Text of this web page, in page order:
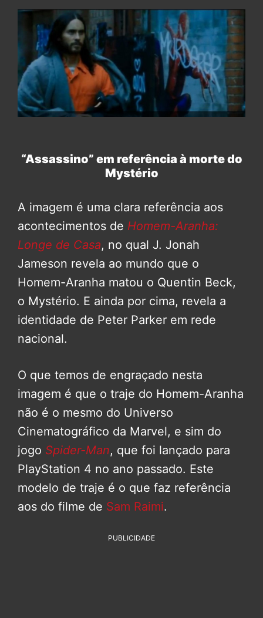
“Assassino” em referência à morte do
Mystério
A imagem é uma clara referência aos
acontecimentos de Homem-Aranha:
Longe de Casa, no qual J. Jonah
Jameson revela ao mundo que o
Homem-Aranha matou o Quentin Beck,
o Mystério. E ainda por cima, revela a
identidade de Peter Parker em rede
nacional.
O que temos de engraçado nesta
imagem é que o traje do Homem-Aranha
não é o mesmo do Universo
Cinematográfico da Marvel, e sim do
jogo Spider-Man, que foi lançado para
PlayStation 4 no ano passado. Este
modelo de traje é o que faz referência
aos do filme de Sam Raimi.
PUBLICIDADE